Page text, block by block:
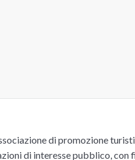
di promozione
di interesse pubblico, con